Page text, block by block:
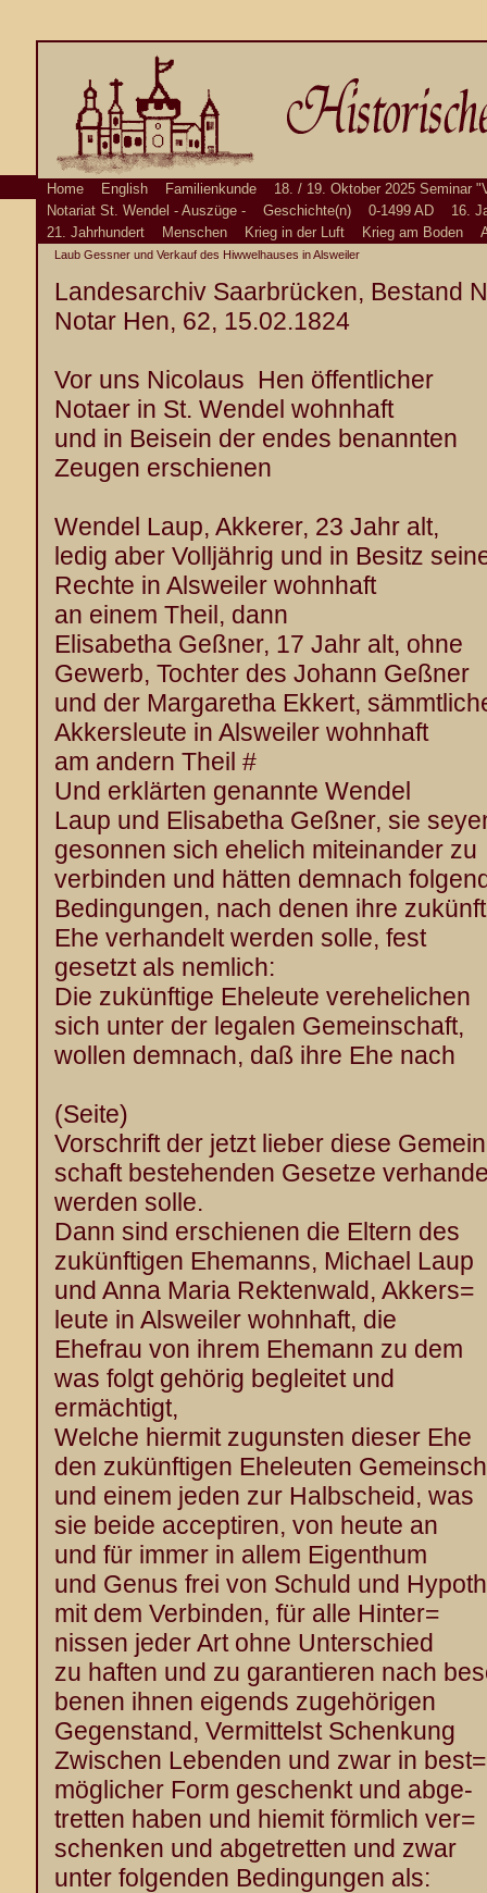
Home English Familienkunde
18. / 19. Oktober 2025 Seminar
Notariat St. Wendel - Auszüge -
Geschichte(n) 0-1499 AD
16.
21. Jahrhundert
Menschen Krieg in der Luft Krieg am Boden
Laub Gessner und Verkauf des Hiwwelhauses in Alsweiler
Landesarchiv Saarbrücken, Bestand
Notar Hen, 62, 15.02.1824
Vor uns Nicolaus Hen öffentlicher
Notaer in St. Wendel wohnhaft
und in Beisein der endes benannten
Zeugen erschienen
Wendel Laup, Akkerer, 23 Jahr alt,
ledig aber Volljährig und in Besitz
Rechte in Alsweiler wohnhaft
an einem Theil, dann
Elisabetha Geßner, 17 Jahr alt, ohne
Gewerb, Tochter des Johann Geßner
und der Margaretha Ekkert,
Akkersleute in Alsweiler wohnhaft
am andern Theil #
Und erklärten genannte Wendel
Laup und Elisabetha Geßner, sie
gesonnen sich ehelich miteinander zu
verbinden und hätten demnach
Bedingungen, nach denen ihre
Ehe verhandelt werden solle, fest
gesetzt als nemlich:
Die zukünftige Eheleute verehelichen
sich unter der legalen Gemeinschaft,
wollen demnach, daß ihre Ehe nach
(Seite)
Vorschrift der jetzt lieber diese
schaft bestehenden Gesetze
werden solle.
Dann sind erschienen die Eltern des
zukünftigen Ehemanns, Michael Laup
und Anna Maria Rektenwald, Akkers=
leute in Alsweiler wohnhaft, die
Ehefrau von ihrem Ehemann zu dem
was folgt gehörig begleitet und
ermächtigt,
Welche hiermit zugunsten dieser Ehe
den zukünftigen Eheleuten
und einem jeden zur Halbscheid, was
sie beide acceptiren, von heute an
und für immer in allem Eigenthum
und Genus frei von Schuld und
mit dem Verbinden, für alle Hinter=
nissen jeder Art ohne Unterschied
zu haften und zu garantieren nach
benen ihnen eigends zugehörigen
Gegenstand, Vermittelst Schenkung
Zwischen Lebenden und zwar in best=
möglicher Form geschenkt und abge-
tretten haben und hiemit förmlich ver=
schenken und abgetretten und zwar
unter folgenden Bedingungen als: